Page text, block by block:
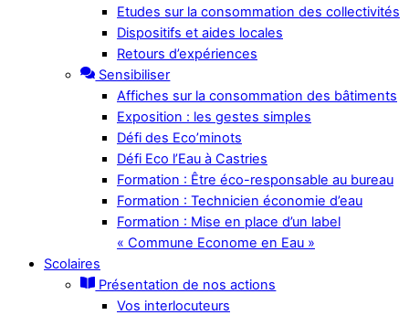
Etudes sur la consommation des collectivités
Dispositifs et aides locales
Retours d’expériences
Sensibiliser
Affiches sur la consommation des bâtiments
Exposition : les gestes simples
Défi des Eco’minots
Défi Eco l’Eau à Castries
Formation : Être éco-responsable au bureau
Formation : Technicien économie d’eau
Formation : Mise en place d’un label
« Commune Econome en Eau »
Scolaires
Présentation de nos actions
Vos interlocuteurs